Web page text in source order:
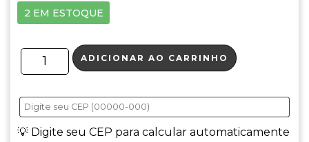
2 EM ESTOQUE
ADICIONAR AO CARRINHO
💡 Digite seu CEP para calcular automaticamente